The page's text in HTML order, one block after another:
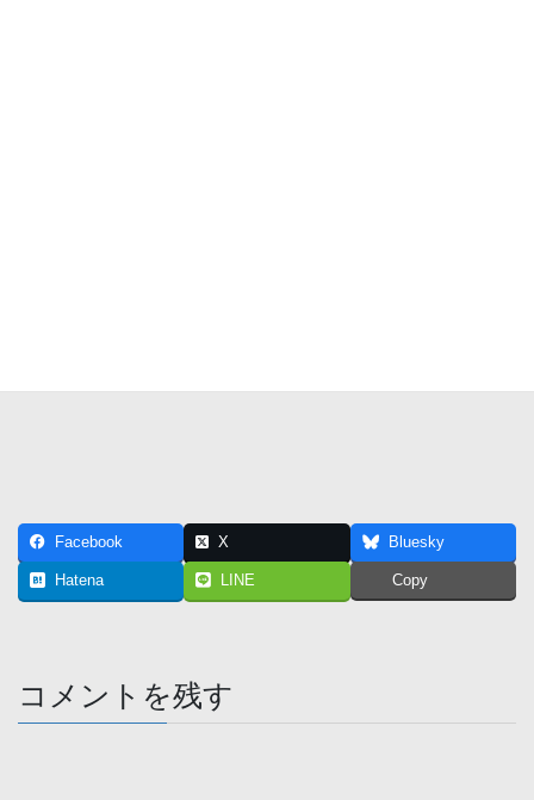
Facebook X Bluesky
Hatena LINE Copy
コメントを残す